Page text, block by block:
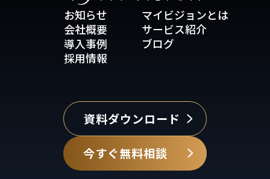
お知らせ
マイビジョンとは
会社概要
サービス紹介
導入事例
ブログ
採用情報
資料ダウンロード
今すぐ無料相談